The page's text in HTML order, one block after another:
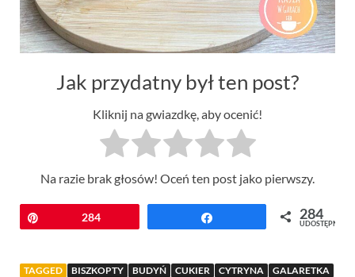
Jak przydatny był ten post?
Kliknij na gwiazdkę, aby ocenić!
Na razie brak głosów! Oceń ten post jako pierwszy.
Przypnij284 284
UDOSTĘPNIEŃ
TAGGED BISZKOPTY BUDYŃ CUKIER CYTRYNA
GALARETKA